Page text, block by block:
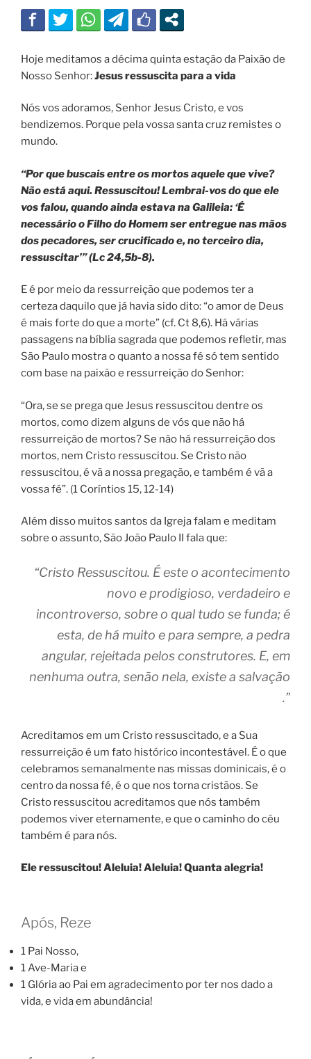
Hoje meditamos a décima quinta estação da Paixão de
Nosso Senhor:Jesus ressuscita para a vida
Nós vos adoramos, Senhor Jesus Cristo, e vos
bendizemos. Porque pela vossa santa cruz remistes o
mundo.
“Por que buscais entre os mortos aquele que vive?
Não está aqui. Ressuscitou! Lembrai-vos do que ele
vos falou, quando ainda estava na Galileia: ‘É
necessário o Filho do Homem ser entregue nas mãos
dos pecadores, ser crucificado e, no terceiro dia,
ressuscitar’” (Lc 24,5b-8).
E é por meio da ressurreição que podemos ter a
certeza daquilo que já havia sido dito: “o amor de Deus
é mais forte do que a morte” (cf. Ct 8,6). Há várias
passagens na bíblia sagrada que podemos refletir, mas
São Paulo mostra o quanto a nossa fé só tem sentido
com base na paixão e ressurreição do Senhor:
“Ora, se se prega que Jesus ressuscitou dentre os
mortos, como dizem alguns de vós que não há
ressurreição de mortos? Se não há ressurreição dos
mortos, nem Cristo ressuscitou. Se Cristo não
ressuscitou, é vã a nossa pregação, e também é vã a
vossa fé”. (1 Coríntios 15, 12-14)
Além disso muitos santos da Igreja falam e meditam
sobre o assunto, São João Paulo II fala que:
“Cristo Ressuscitou. É este o acontecimento
novo e prodigioso, verdadeiro e
incontroverso, sobre o qual tudo se funda; é
esta, de há muito e para sempre, a pedra
angular, rejeitada pelos construtores. E, em
nenhuma outra, senão nela, existe a salvação
.”
Acreditamos em um Cristo ressuscitado, e a Sua
ressurreição é um fato histórico incontestável. É o que
celebramos semanalmente nas missas dominicais, é o
centro da nossa fé, é o que nos torna cristãos. Se
Cristo ressuscitou acreditamos que nós também
podemos viver eternamente, e que o caminho do céu
também é para nós.
Ele ressuscitou! Aleluia! Aleluia! Quanta alegria!
Após, Reze
1 Pai Nosso,
1 Ave-Maria e
1 Glória ao Pai em agradecimento por ter nos dado a
vida, e vida em abundância!